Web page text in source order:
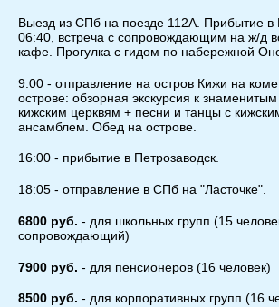
Выезд из СПб на поезде 112А. Прибытие в
06:40, встреча с сопровождающим на ж/д
кафе. Прогулка с гидом по набережной
9:00 - отправление на остров Кижи на
острове: обзорная экскурсия к
кижским церквям + песни и танцы с
ансамблем. Обед на острове.
16:00 - прибытие в Петрозаводск.
18:05 - отправление в СПб на "Ласточке".
6800 руб. - для школьных групп (15
сопровождающий)
7900 руб. - для пенсионеров (16 человек)
8500 руб. - для корпоративных групп (16